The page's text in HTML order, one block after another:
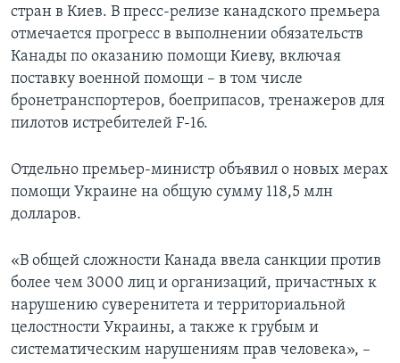
стран в Киев. В пресс-релизе канадского премьера
отмечается прогресс в выполнении обязательств
Канады по оказанию помощи Киеву, включая
поставку военной помощи – в том числе
бронетранспортеров, боеприпасов, тренажеров для
пилотов истребителей F-16.
Отдельно премьер-министр объявил о новых мерах
помощи Украине на общую сумму 118,5 млн
долларов.
«В общей сложности Канада ввела санкции против
более чем 3000 лиц и организаций, причастных к
нарушению суверенитета и территориальной
целостности Украины, а также к грубым и
систематическим нарушениям прав человека», –